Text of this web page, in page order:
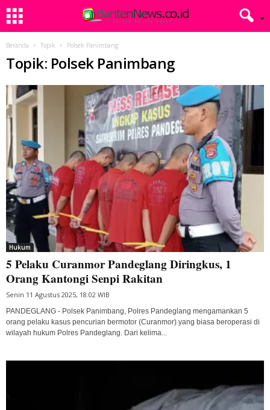
Beranda Topik Polsek Panimbang
Topik: Polsek Panimbang
Hukum
5 Pelaku Curanmor Pandeglang Diringkus, 1
Orang Kantongi Senpi Rakitan
Senin 11 Agustus 2025, 18:02 WIB
PANDEGLANG - Polsek Panimbang, Polres Pandeglang mengamankan 5
orang pelaku kasus pencurian bermotor (Curanmor) yang biasa beroperasi di
wilayah hukum Polres Pandeglang. Dari kelima...